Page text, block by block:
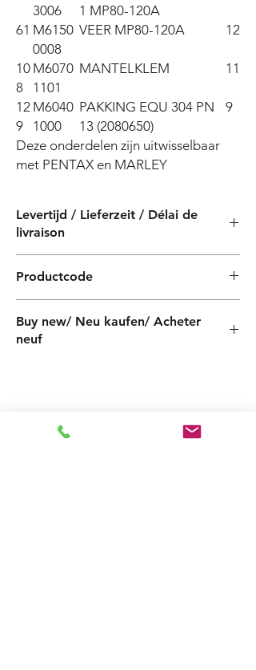
3006
1 MP80-120A
61 M6150
0008
VEER MP80-120A 12
10
8
M6070
1101
MANTELKLEM 11
12
9
M6040
1000
PAKKING EQU 304 PN
13 (2080650)
9
Deze onderdelen zijn uitwisselbaar
met PENTAX en MARLEY
Levertijd / Lieferzeit / Délai de
livraison
Productcode
Buy new/ Neu kaufen/ Acheter
neuf